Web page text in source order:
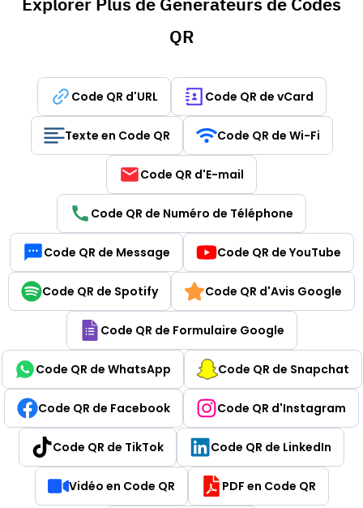
QR
Code QR d'URL Code QR de vCard
Texte en Code QR Code QR de Wi-Fi
Code QR d'E-mail
Code QR de Numéro de Téléphone
Code QR de Message Code QR de YouTube
Code QR de Spotify Code QR d'Avis Google
Code QR de Formulaire Google
Code QR de WhatsApp Code QR de Snapchat
Code QR de Facebook Code QR d'Instagram
Code QR de TikTok Code QR de LinkedIn
Vidéo en Code QR PDF en Code QR